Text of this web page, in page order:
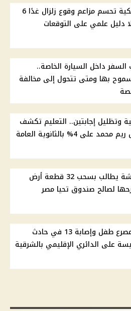
البحوث الفلكية تحسم مزاعم وقوع زلزال غدًا 6
علمي على التوقعات
داخل السيارة الخاصة..
بها ومتى تتحول إلى مخالفة
وتظليل إجابتين.. التعليم تكشف
4% بالثانوية العامة
توفيق عكاشة يطالب بسحب 32 قطعة أرض
لصالح صندوق تحيا مصر
بالأسماء.. مصرع طفل وإصابة 13 في حادث
على الدائري الإقليمي بالشرقية